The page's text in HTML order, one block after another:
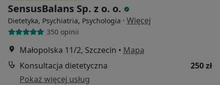
SensusBalans Sp. z o. o.
Dietetyka, Psychiatria, Psychologia · Więcej
350 opinii
Małopolska 11/2, Szczecin • Mapa
Konsultacja dietetyczna
250 zł
Pokaż więcej usług